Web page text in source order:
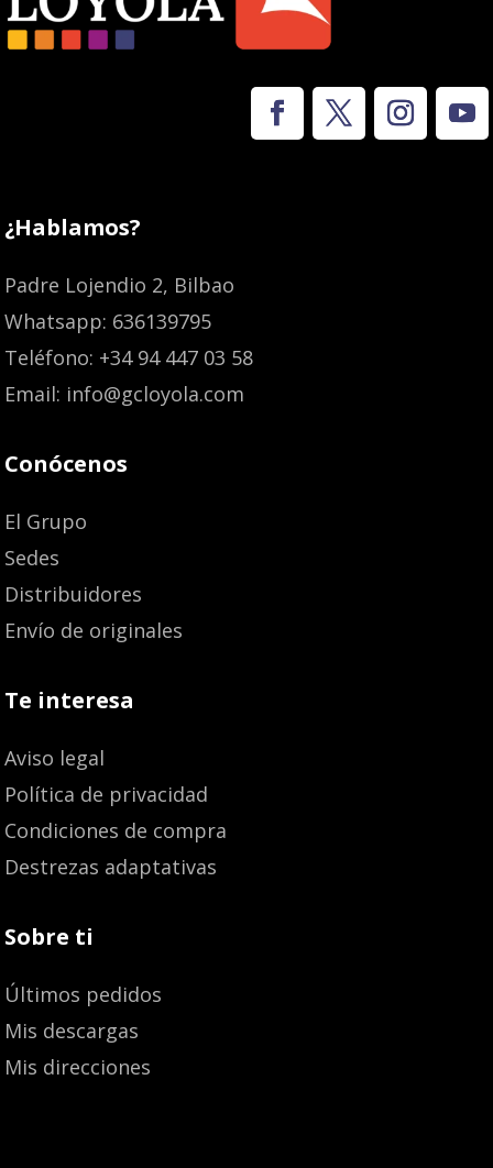
¿Hablamos?
Padre Lojendio 2, Bilbao
Whatsapp: 636139795
Teléfono: +34 94 447 03 58
Email: info@gcloyola.com
Conócenos
El Grupo
Sedes
Distribuidores
Envío de originales
Te interesa
Aviso legal
Política de privacidad
Condiciones de compra
Destrezas adaptativas
Sobre ti
Últimos pedidos
Mis descargas
Mis direcciones